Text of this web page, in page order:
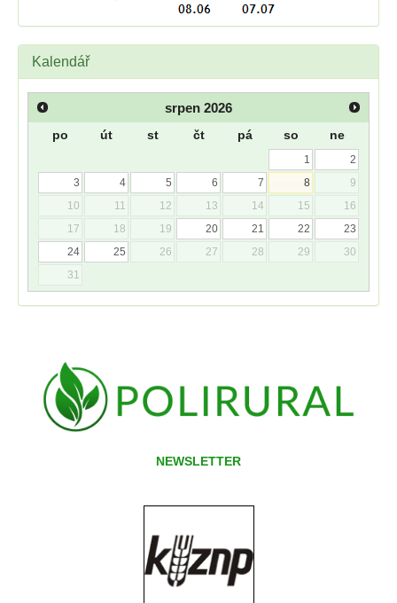
Kalendář
srpen 2026
po út st čt pá so ne
1
2
3
4 5 6 7 8
9
10
11 12 13 14 15
16
17
18 19 20 21 22
23
24
25 26 27 28 29
30
31
NEWSLETTER